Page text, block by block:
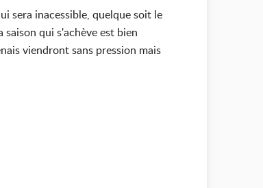
sera inacessible, quelque soit le
qui s'achève est bien
viendront sans pression mais